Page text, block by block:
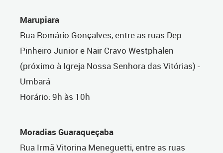
Marupiara
Rua Romário Gonçalves, entre as ruas Dep.
Pinheiro Junior e Nair Cravo Westphalen
(próximo à Igreja Nossa Senhora das Vitórias) -
Umbará
Horário: 9h às 10h
Moradias Guaraqueçaba
Rua Irmã Vitorina Meneguetti, entre as ruas